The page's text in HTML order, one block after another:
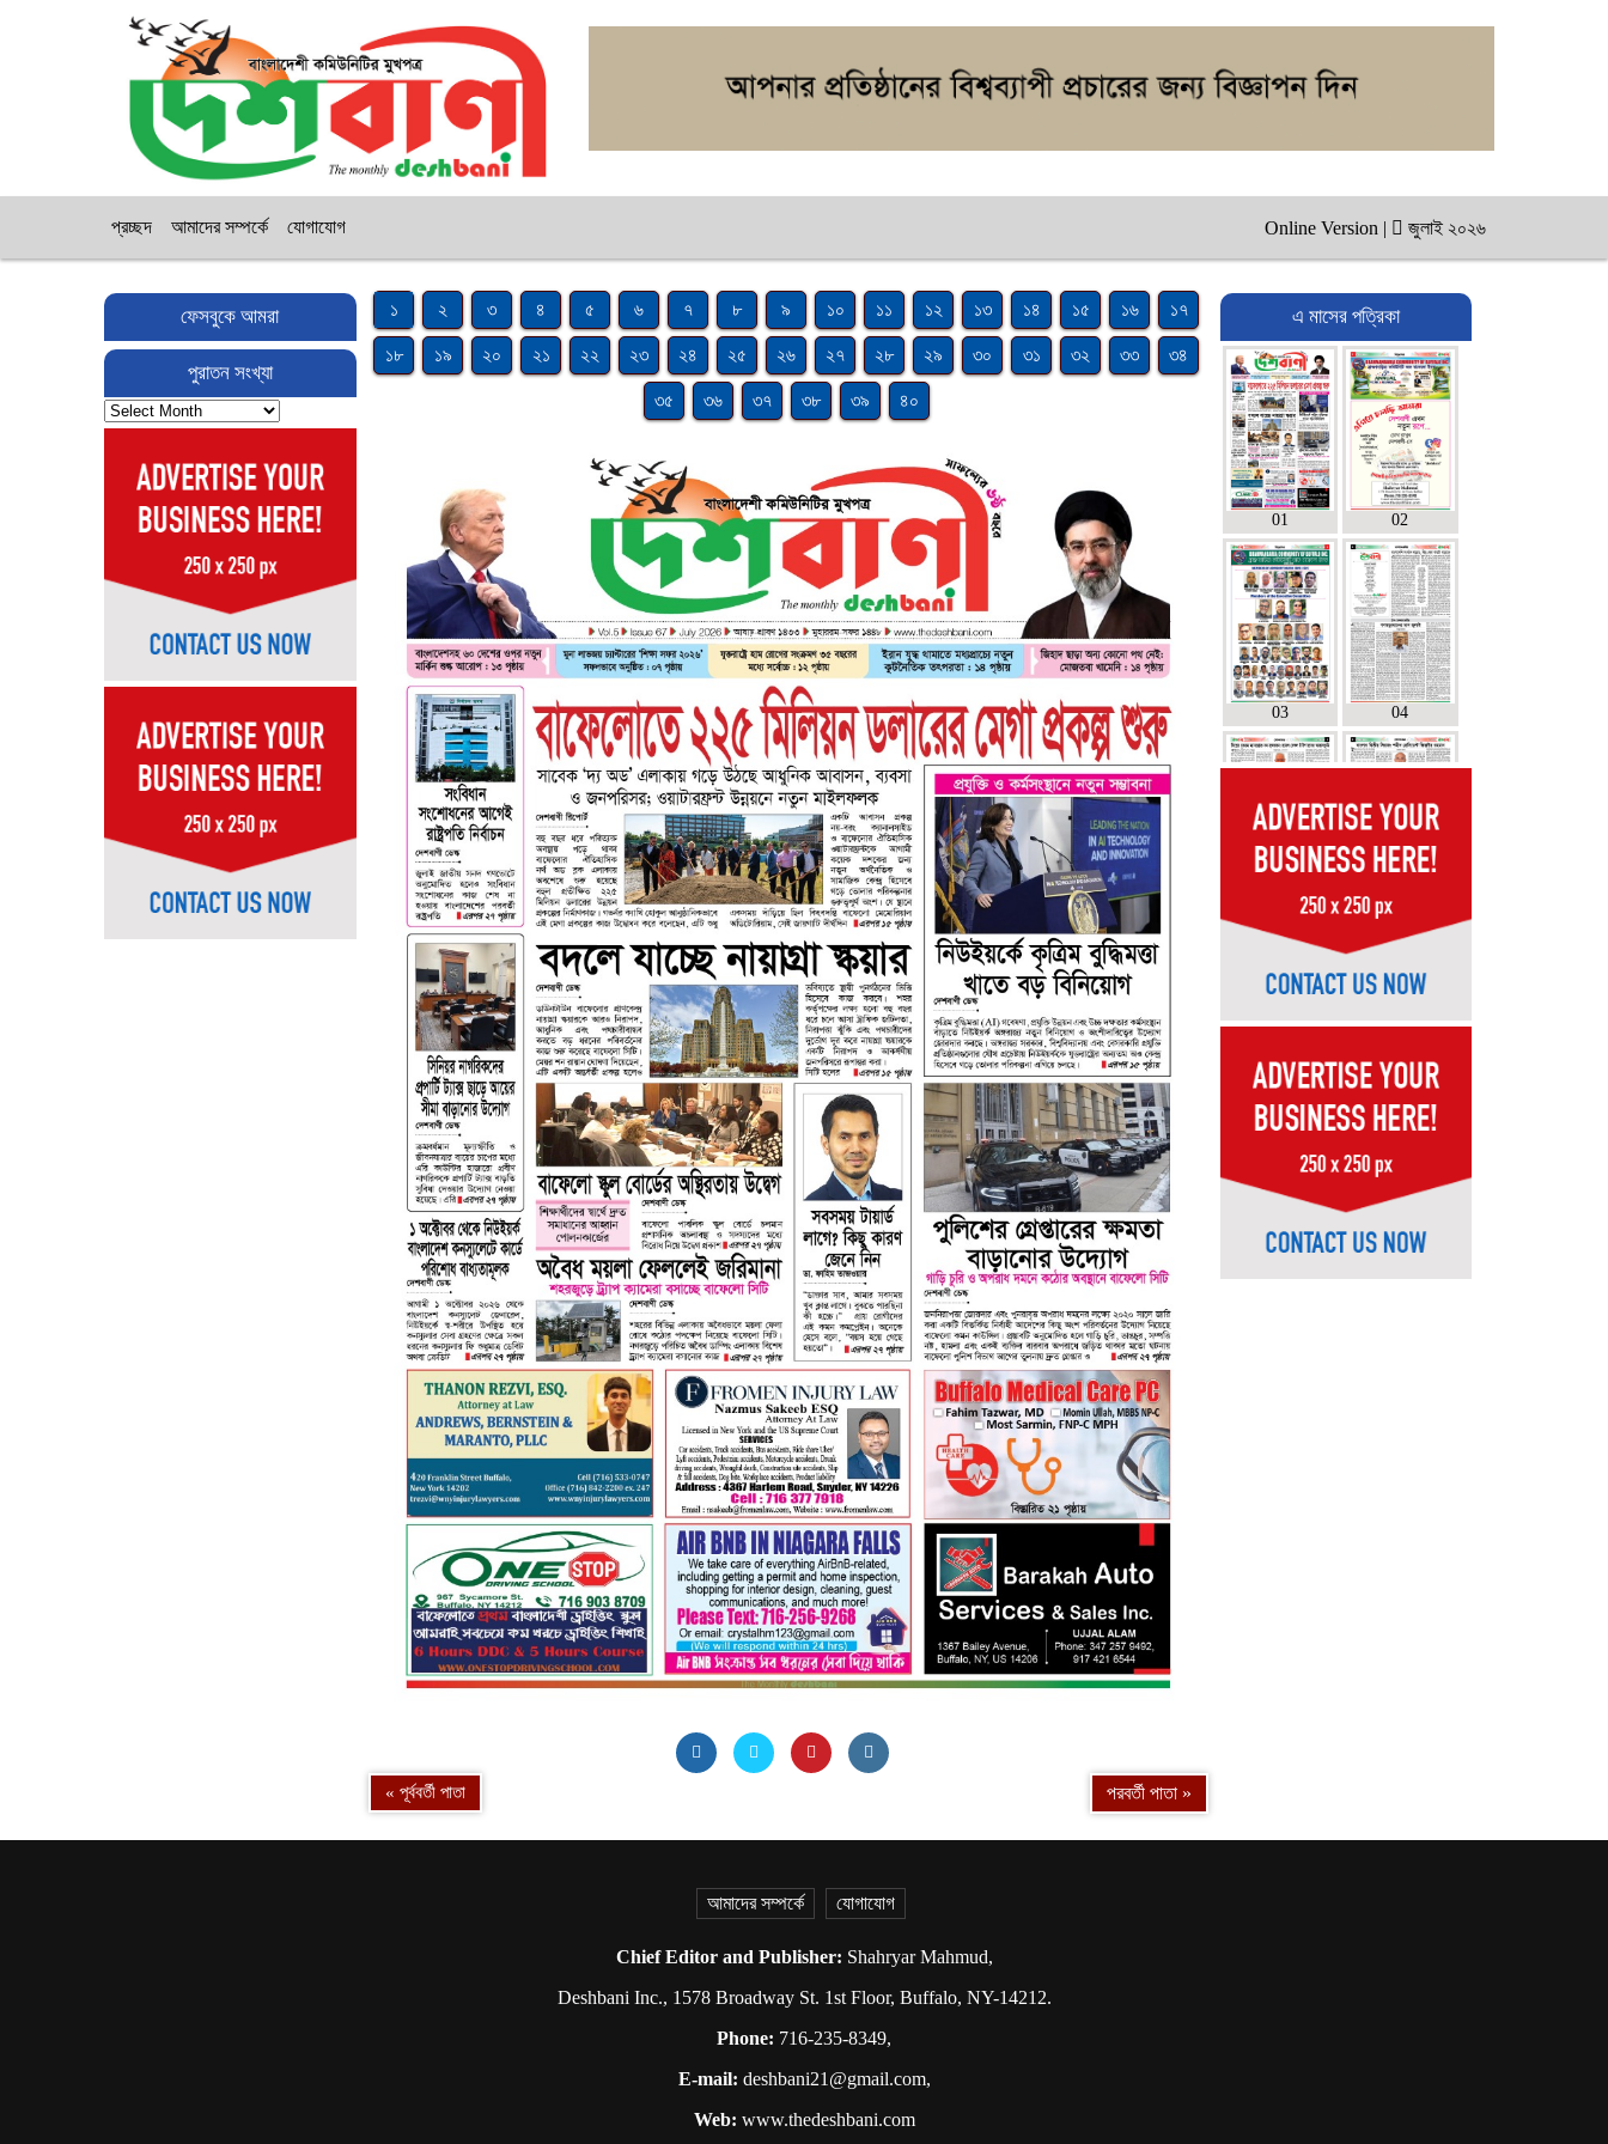
প্রচ্ছদ আমাদের সম্পর্কে যোগাযোগ Online Version | জুলাই ২০২৬
ফেসবুকে আমরা
পুরাতন সংখ্যা
পুরাতন
সংখ্যা
১ ২ ৩ ৪ ৫ ৬ ৭ ৮ ৯ ১০ ১১ ১২ ১৩ ১৪ ১৫ ১৬ ১৭
১৮ ১৯ ২০ ২১ ২২ ২৩ ২৪ ২৫ ২৬ ২৭ ২৮ ২৯ ৩০ ৩১ ৩২ ৩৩ ৩৪
৩৫ ৩৬ ৩৭ ৩৮ ৩৯ ৪০
« পূর্ববর্তী পাতা পরবর্তী পাতা »
এ মাসের পত্রিকা
01 02
03 04
06
আমাদের সম্পর্কে যোগাযোগ
Chief Editor and Publisher: Shahryar Mahmud,
Deshbani Inc., 1578 Broadway St. 1st Floor, Buffalo, NY-14212.
Phone: 716-235-8349,
E-mail: deshbani21@gmail.com,
Web: www.thedeshbani.com